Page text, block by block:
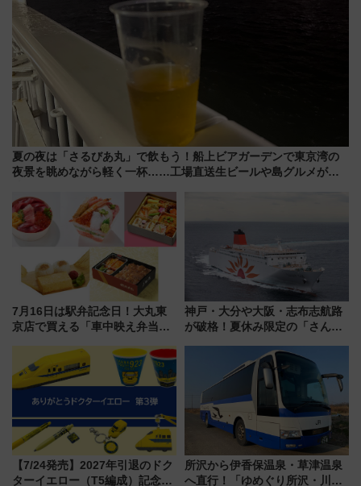
夏の夜は「さるびあ丸」で飲もう！船上ビアガーデンで東京湾の
夜景を眺めながら軽く一杯……工場直送生ビールや島グルメが美
7月16日は駅弁記念日！大丸東
京店で買える「車中映え弁当」
神戸・大分や大阪・志布志航路
が破格！夏休み限定の「さんふ
ート 夕朝食ビュッフェ付きで
快適な船旅はいかが？
【7/24発売】2027年引退のドク
ターイエロー（T5編成）記念グ
所沢から伊香保温泉・草津温泉
へ直行！「ゆめぐり所沢・川越